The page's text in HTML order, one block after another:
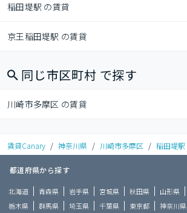
稲田堤駅 の賃貸
京王稲田堤駅 の賃貸
同じ市区町村 で探す
川崎市多摩区 の賃貸
賃貸Canary / 神奈川県 / 川崎市多摩区 / 稲田堤駅
都道府県から探す
北海道 青森県 岩手県 宮城県 秋田県 山形県
栃木県
群馬県 埼玉県 千葉県 東京都 神奈川県